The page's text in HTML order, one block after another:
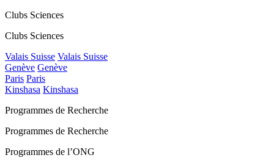
Clubs Sciences
Clubs Sciences
Valais Suisse Valais Suisse
Genève Genève
Paris Paris
Kinshasa Kinshasa
Programmes de Recherche
Programmes de Recherche
Programmes de l’ONG